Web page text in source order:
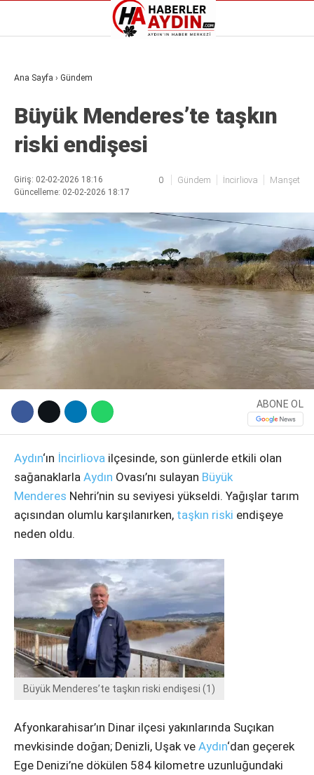
Aydın Sinema salonları
İletişim
Künye
Nöbetçi Eczaneler
Süper Lig Puan Durumu
WhatsApp İhbar Hattı
Facebook
Instagram
Youtube
Aydın Haberleri
Aydın nöbetçi eczaneler
Aydın Sinema salonları
Döviz Kurları
İletişim
Künye
Nöbetçi Eczaneler
Süper Lig Puan Durumu
Ana Sayfa › Gündem
Büyük Menderes’te taşkın
riski endişesi
Giriş: 02-02-2026 18:16
Güncelleme: 02-02-2026 18:17
0 Gündem İncirliova Manşet
ABONE OL
Aydın‘ın İncirliova ilçesinde, son günlerde etkili olan
sağanaklarla Aydın Ovası’nı sulayan Büyük
Menderes Nehri’nin su seviyesi yükseldi. Yağışlar tarım
açısından olumlu karşılanırken, taşkın riski endişeye
neden oldu.
Büyük Menderes’te taşkın riski endişesi (1)
Afyonkarahisar’ın Dinar ilçesi yakınlarında Suçıkan
mevkisinde doğan; Denizli, Uşak ve Aydın‘dan geçerek
Ege Denizi’ne dökülen 584 kilometre uzunluğundaki